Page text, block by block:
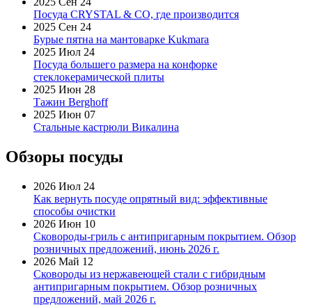
Посуда CRYSTAL & CO, где производится
2025 Сен 24
Бурые пятна на мантоварке Kukmara
2025 Июл 24
Посуда большего размера на конфорке
стеклокерамической плиты
2025 Июн 28
Тажин Berghoff
2025 Июн 07
Стальные кастрюли Викалина
Обзоры посуды
2026 Июл 24
Как вернуть посуде опрятный вид: эффективные
способы очистки
2026 Июн 10
Сковороды-гриль с антипригарным покрытием. Обзор
розничных предложений, июнь 2026 г.
2026 Май 12
Сковороды из нержавеющей стали с гибридным
антипригарным покрытием. Обзор розничных
предложений, май 2026 г.